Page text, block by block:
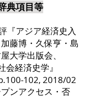
典項目等
『アジア経済史入
藤博・久保亨・島
大学出版会、
経済史学』
102, 2018/02
ンアクセス・否